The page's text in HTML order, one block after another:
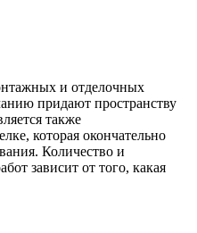
и отделочных
придают пространству
также
которая окончательно
Количество и
зависит от того, какая